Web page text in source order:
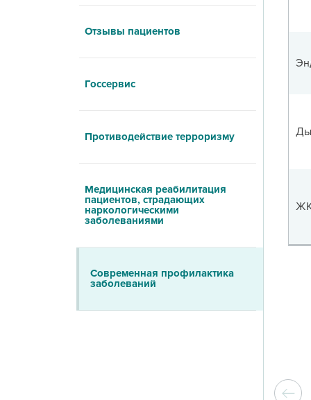
Отзывы пациентов
Госсервис
Противодействие терроризму
Медицинская реабилитация
пациентов, страдающих
наркологическими
заболеваниями
Современная профилактика
заболеваний